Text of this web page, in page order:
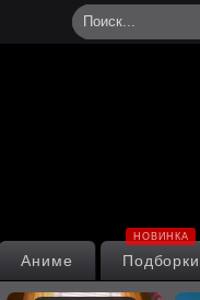
Подборки
НОВИНКА
Аниме